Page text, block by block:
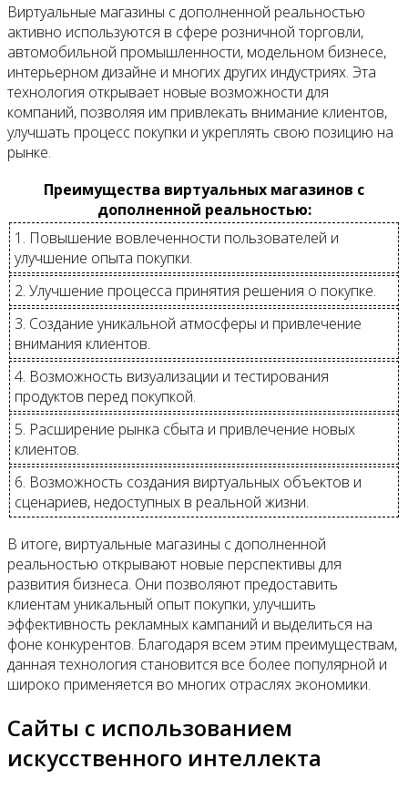
Виртуальные магазины с дополненной реальностью
активно используются в сфере розничной торговли,
автомобильной промышленности, модельном бизнесе,
интерьерном дизайне и многих других индустриях. Эта
технология открывает новые возможности для
компаний, позволяя им привлекать внимание клиентов,
улучшать процесс покупки и укреплять свою позицию на
рынке.
Преимущества виртуальных магазинов с
дополненной реальностью:
1. Повышение вовлеченности пользователей и
улучшение опыта покупки.
2. Улучшение процесса принятия решения о покупке.
3. Создание уникальной атмосферы и привлечение
внимания клиентов.
4. Возможность визуализации и тестирования
продуктов перед покупкой.
5. Расширение рынка сбыта и привлечение новых
клиентов.
6. Возможность создания виртуальных объектов и
сценариев, недоступных в реальной жизни.
В итоге, виртуальные магазины с дополненной
реальностью открывают новые перспективы для
развития бизнеса. Они позволяют предоставить
клиентам уникальный опыт покупки, улучшить
эффективность рекламных кампаний и выделиться на
фоне конкурентов. Благодаря всем этим преимуществам,
данная технология становится все более популярной и
широко применяется во многих отраслях экономики.
Сайты с использованием
искусственного интеллекта